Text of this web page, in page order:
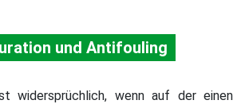
und Antifouling
widersprüchlich, wenn auf der einen